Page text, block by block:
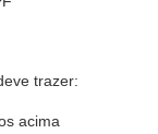
trazer:
acima